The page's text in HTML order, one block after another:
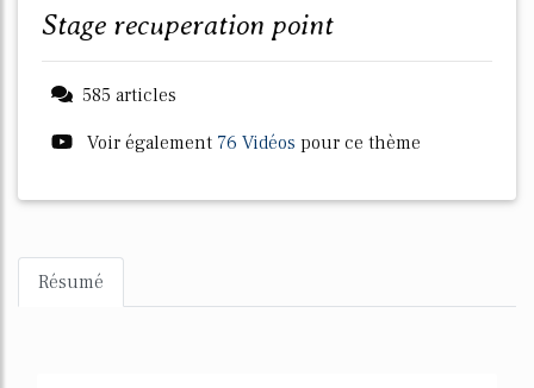
stage recuperation point
585 articles
Voir également 76 Vidéos pour ce thème
Résumé